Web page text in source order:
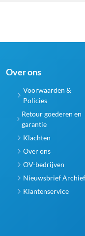
Over ons
Voorwaarden &
Policies
Retour goederen en
garantie
Klachten
Over ons
OV-bedrijven
Nieuwsbrief Archief
Klantenservice